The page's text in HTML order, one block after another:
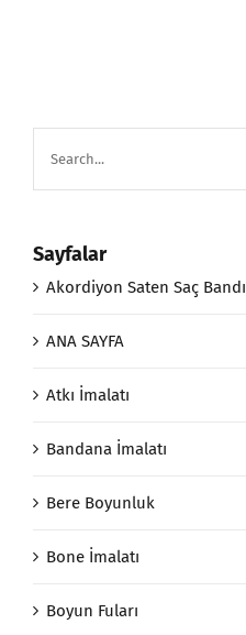
Sayfalar
Akordiyon Saten Saç Bandı
ANA SAYFA
Atkı İmalatı
Bandana İmalatı
Bere Boyunluk
Bone İmalatı
Boyun Fuları